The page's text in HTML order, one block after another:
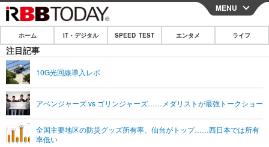
CLOSE
ホーム
IT・デジタル
ショッピング その他
SPEED TEST
エンタメ
エンタメTOP
ライフ
MENU
ホーム IT・デジタル SPEED TEST エンタメ ライフ
注目記事
10G光回線導入レポ
アベンジャーズ vs ゴリンジャーズ……メダリストが最強トークショー
全国主要地区の防災グッズ所有率、仙台がトップ……西日本では所有
率低い